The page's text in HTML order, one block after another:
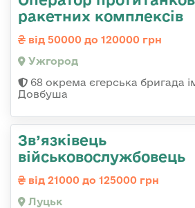
ракетних комплексів
від 50000 до 120000 грн
Ужгород
68 окрема єгерська бригада
Довбуша
Зв’язківець
військовослужбовець
від 21000 до 125000 грн
Луцьк